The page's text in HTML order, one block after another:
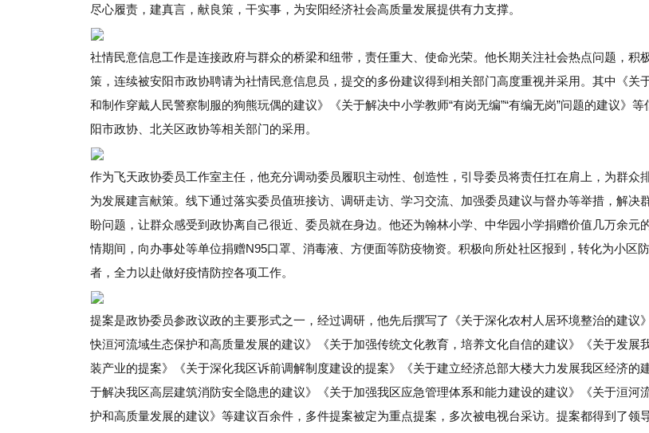
尽心履责，建真言，献良策，干实事，为安阳经济社会高质量发展提供有力支撑。
社情民意信息工作是连接政府与群众的桥梁和纽带，责任重大、使命光荣。他长期关注社会热点问题，积
策，连续被安阳市政协聘请为社情民意信息员，提交的多份建议得到相关部门高度重视并采用。其中《关
和制作穿戴人民警察制服的狗熊玩偶的建议》《关于解决中小学教师“有岗无编”“有编无岗”问题的建议》
阳市政协、北关区政协等相关部门的采用。
作为飞天政协委员工作室主任，他充分调动委员履职主动性、创造性，引导委员将责任扛在肩上，为群众
为发展建言献策。线下通过落实委员值班接访、调研走访、学习交流、加强委员建议与督办等举措，解决
盼问题，让群众感受到政协离自己很近、委员就在身边。他还为翰林小学、中华园小学捐赠价值几万余元
情期间，向办事处等单位捐赠N95口罩、消毒液、方便面等防疫物资。积极向所处社区报到，转化为小区
者，全力以赴做好疫情防控各项工作。
提案是政协委员参政议政的主要形式之一，经过调研，他先后撰写了《关于深化农村人居环境整治的建议
快洹河流域生态保护和高质量发展的建议》《关于加强传统文化教育，培养文化自信的建议》《关于发展
装产业的提案》《关于深化我区诉前调解制度建设的提案》《关于建立经济总部大楼大力发展我区经济的
于解决我区高层建筑消防安全隐患的建议》《关于加强我区应急管理体系和能力建设的建议》《关于洹河
护和高质量发展的建议》等建议百余件，多件提案被定为重点提案，多次被电视台采访。提案都得到了领